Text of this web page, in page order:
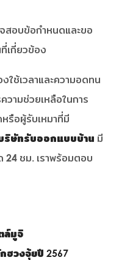
สอบข้อกำหนดและขอ
เกี่ยวข้อง
ใช้เวลาและความอดทน
ามช่วยเหลือในการ
รือผู้รับเหมาที่มี
ริษัทรับออกแบบบ้าน มี
ชม. เราพร้อมตอบ
ล์มูจิ
ฮวงจุ้ยปี 2567